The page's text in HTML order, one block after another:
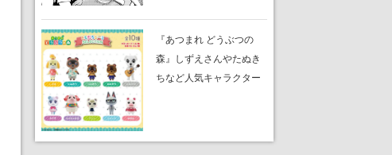
『あつまれ どうぶつの
森』しずえさんやたぬき
ちなど人気キャラクター